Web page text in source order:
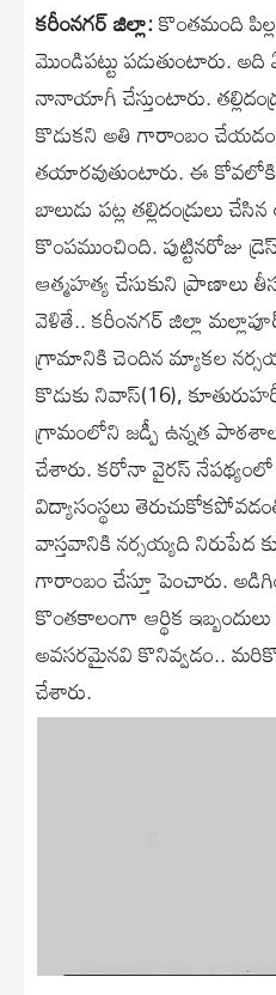
కరీంనగర్ జిల్లా:కొంతమంది
మొండిపట్టు పడుతుంటారు.
నానాయాగీ చేస్తుంటారు.
కొడుకని అతి గారాంబం చేయడం
తయారవుతుంటారు. ఈ
బాలుడు పట్ల తల్లిదండ్రులు
కొంపముంచింది. పుట్టినరోజు
ఆత్మహత్య చేసుకుని ప్రాణాలు
వెళితే.. కరీంనగర్ జిల్లా
గ్రామానికి చెందిన మ్యాకల
కొడుకు నివాస్(16),
గ్రామంలోని జడ్పీ ఉన్నత
చేశారు. కరోనా వైరస్
విద్యాసంస్థలు
వాస్తవానికి నర్సయ్యది నిరుపేద
గారాంబం చేస్తూ పెంచారు.
కొంతకాలంగా ఆర్థిక
అవసరమైనవి కొనివ్వడం..
చేశారు.